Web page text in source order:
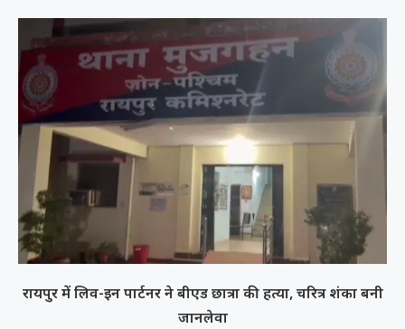
रायपुर में लिव-इन पार्टनर ने बीएड छात्रा की हत्या, चरित्र शंका बनी
जानलेवा